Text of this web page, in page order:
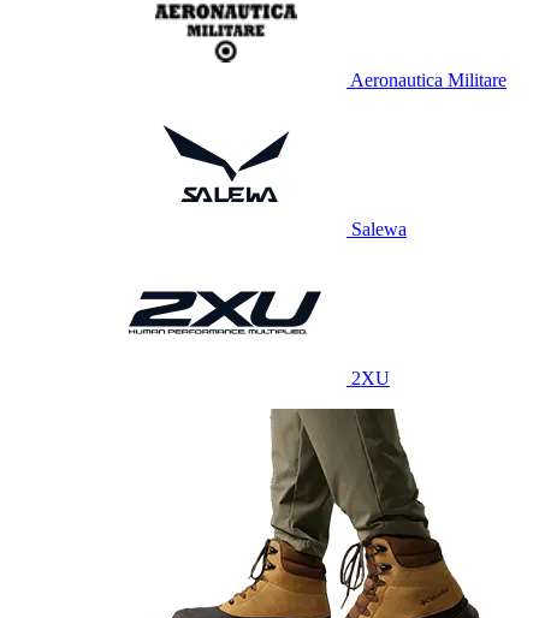
Aeronautica Militare
Salewa
2XU